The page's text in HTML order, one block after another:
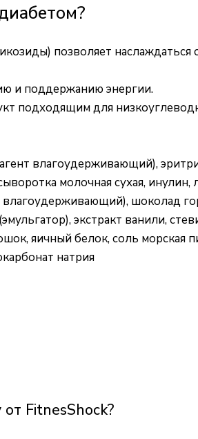
позволяет наслаждаться
и поддержанию энергии.
подходящим для
влагоудерживающий),
молочная сухая,
шоколад
экстракт ванили,
яичный белок, соль морская
натрия
FitnesShock?